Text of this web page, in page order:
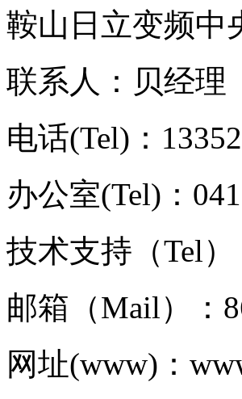
鞍山日立变频中
联系人：贝经理
电话(Tel)：
办公室(Tel)：
技术支持（Tel）
邮箱（Mail）：
网址(www)：